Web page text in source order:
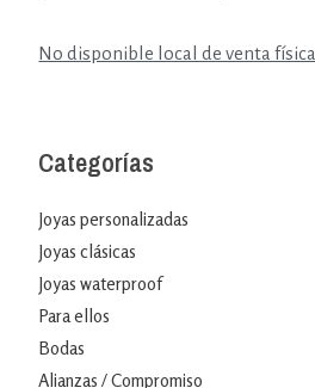
No disponible local de venta física
Categorías
Joyas personalizadas
Joyas clásicas
Joyas waterproof
Para ellos
Bodas
Alianzas / Compromiso